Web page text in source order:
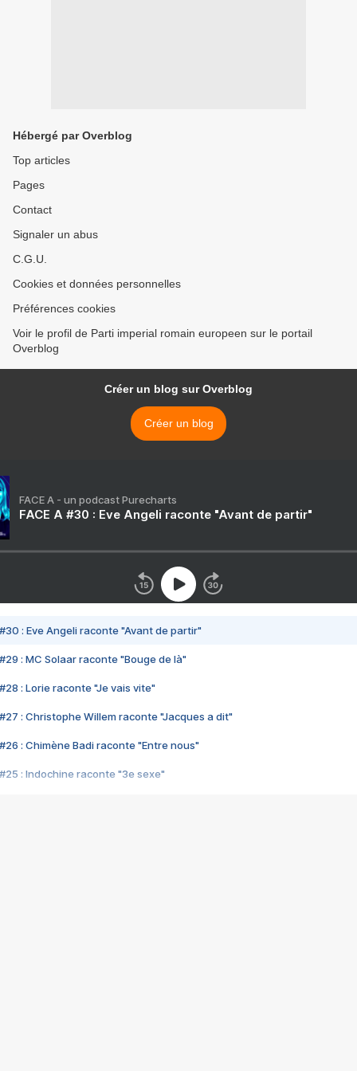
Hébergé par Overblog
Top articles
Pages
Contact
Signaler un abus
C.G.U.
Cookies et données personnelles
Préférences cookies
Voir le profil de Parti imperial romain europeen sur le portail
Overblog
Créer un blog sur Overblog
Créer un blog
FACE A - un podcast Purecharts
FACE A #30 : Eve Angeli raconte "Avant de partir"
#30 : Eve Angeli raconte "Avant de partir"
#29 : MC Solaar raconte "Bouge de là"
#28 : Lorie raconte "Je vais vite"
#27 : Christophe Willem raconte "Jacques a dit"
#26 : Chimène Badi raconte "Entre nous"
#25 : Indochine raconte "3e sexe"